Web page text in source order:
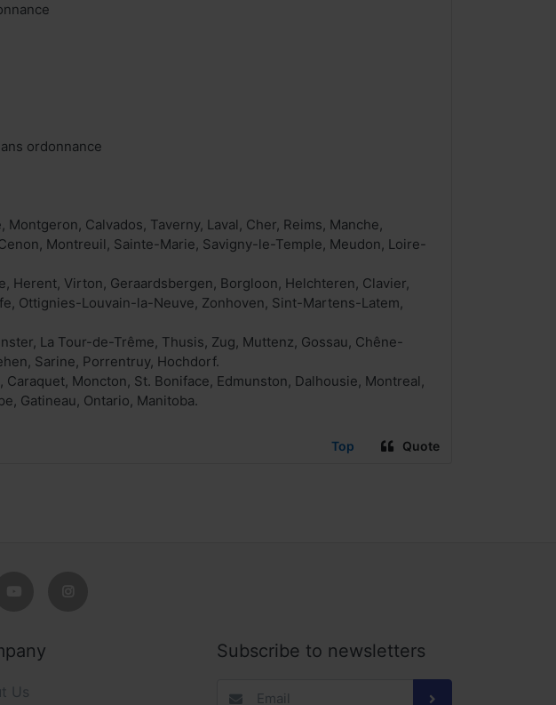
ordonnance
Calvados, Taverny, Laval, Cher, Reims, Manche,
Montreuil, Sainte-Marie, Savigny-le-Temple, Meudon, Loire-
Herent, Virton, Geraardsbergen, Borgloon, Helchteren, Clavier,
Ottignies-Louvain-la-Neuve, Zonhoven, Sint-Martens-Latem,
La Tour-de-Trême, Thusis, Zug, Muttenz, Gossau, Chêne-
Sarine, Porrentruy, Hochdorf.
Moncton, St. Boniface, Edmunston, Dalhousie, Montreal,
Gatineau, Ontario, Manitoba.
Top Quote
Us
Subscribe to newsletters